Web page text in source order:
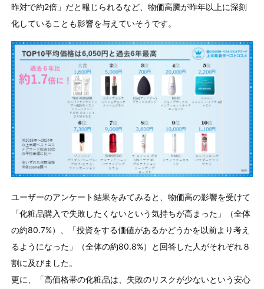
昨対で約2倍」だと報じられるなど、物価高騰が昨年以上に深刻
化していることも影響を与えていそうです。
ユーザーのアンケート結果をみてみると、物価高の影響を受けて
「化粧品購入で失敗したくないという気持ちが高まった」（全体
の約80.7%）、「投資をする価値があるかどうかを以前より考え
るようになった」（全体の約80.8%）と回答した人がそれぞれ８
割に及びました。
更に、「高価格帯の化粧品は、失敗のリスクが少ないという安心